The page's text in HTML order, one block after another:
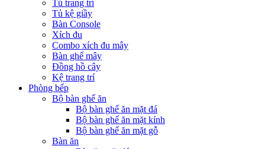
Tủ trang trí
Tủ kệ giầy
Bàn Console
Xích đu
Combo xích đu mây
Bàn ghế mây
Đồng hồ cây
Kệ trang trí
Phòng bếp
Bộ bàn ghế ăn
Bộ bàn ghế ăn mặt đá
Bộ bàn ghế ăn mặt kính
Bộ bàn ghế ăn mặt gỗ
Bàn ăn